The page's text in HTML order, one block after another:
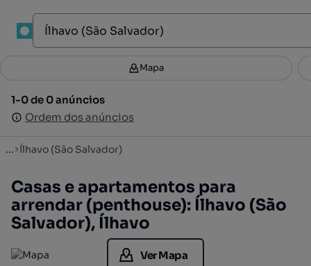
Filtros 3
1-0 de 0 anúncios
Ordem dos anúncios
Mapa
1-0 de 0 anúncios
Ordem dos anúncios
... Ílhavo (São Salvador)
Casas e apartamentos para
arrendar (penthouse): Ílhavo (São
Salvador), Ílhavo
Ver Mapa